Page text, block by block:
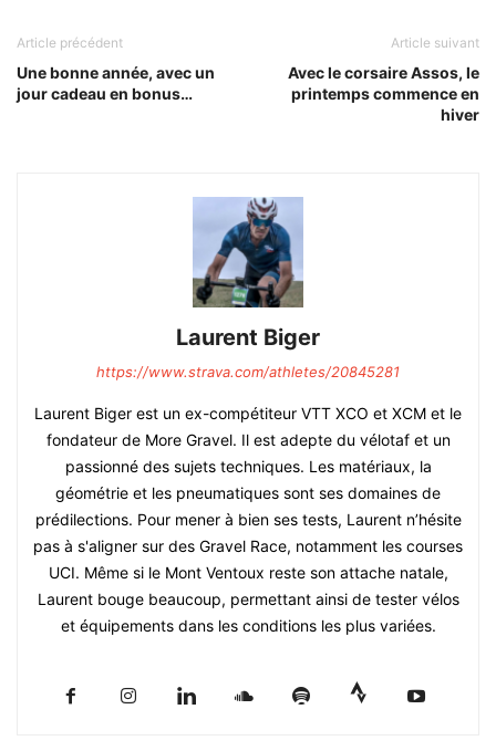
Article précédent
Une bonne année, avec un
jour cadeau en bonus…
Article suivant
Avec le corsaire Assos, le
printemps commence en
hiver
Laurent Biger
https://www.strava.com/athletes/20845281
Laurent Biger est un ex-compétiteur VTT XCO et XCM et le
fondateur de More Gravel. Il est adepte du vélotaf et un
passionné des sujets techniques. Les matériaux, la
géométrie et les pneumatiques sont ses domaines de
prédilections. Pour mener à bien ses tests, Laurent n’hésite
pas à s'aligner sur des Gravel Race, notamment les courses
UCI. Même si le Mont Ventoux reste son attache natale,
Laurent bouge beaucoup, permettant ainsi de tester vélos
et équipements dans les conditions les plus variées.